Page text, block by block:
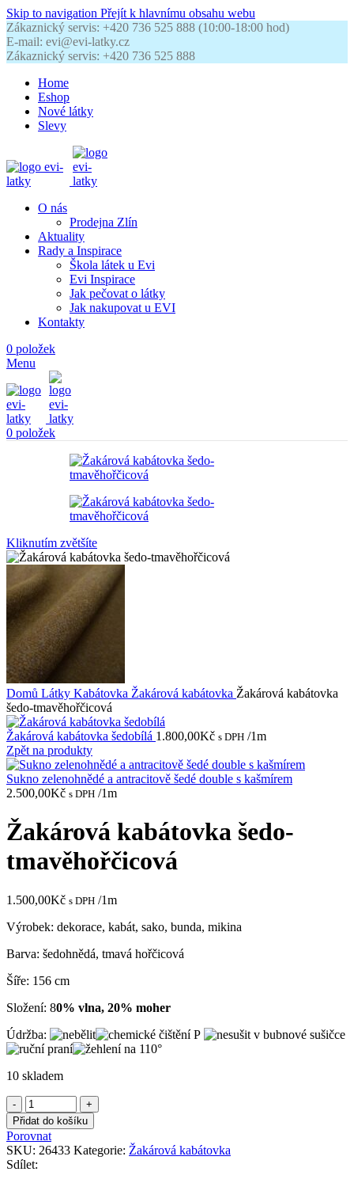
Skip to navigation Přejít k hlavnímu obsahu webu
Zákaznický servis: +420 736 525 888 (10:00-18:00 hod)
E-mail: evi@evi-latky.cz
Zákaznický servis: +420 736 525 888
Home
Eshop
Nové látky
Slevy
O nás
Prodejna Zlín
Aktuality
Rady a Inspirace
Škola látek u Evi
Evi Inspirace
Jak pečovat o látky
Jak nakupovat u EVI
Kontakty
0 položek
Menu
0 položek
Kliknutím zvětšíte
Domů Látky Kabátovka Žakárová kabátovka Žakárová kabátovka
šedo-tmavěhořčicová
Žakárová kabátovka šedobílá 1.800,00Kč s DPH /1m
Zpět na produkty
Sukno zelenohnědé a antracitově šedé double s kašmírem
2.500,00Kč s DPH /1m
Žakárová kabátovka šedo-
tmavěhořčicová
1.500,00Kč s DPH /1m
Výrobek: dekorace, kabát, sako, bunda, mikina
Barva: šedohnědá, tmavá hořčicová
Šíře: 156 cm
Složení: 80% vlna, 20% moher
Údržba:
10 skladem
Žakárová
kabátovka
šedo-
tmavěhořčicová
množství
Přidat do košíku
Porovnat
SKU: 26433 Kategorie: Žakárová kabátovka
Sdílet: